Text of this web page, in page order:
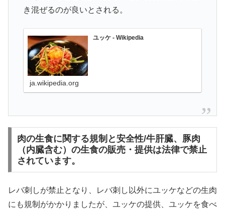
き混ぜるのが良いとされる。
ユッケ - Wikipedia
ja.wikipedia.org
肉の生食に関する規制と安全性/牛肝臓、豚肉
（内臓含む）の生食の販売・提供は法律で禁止
されています。
レバ刺しが禁止となり、レバ刺し以外にユッケなどの生肉
にも規制がかかりましたが、ユッケの提供、ユッケを食べ